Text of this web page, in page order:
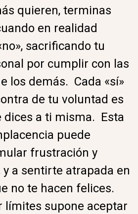
quieren, terminas
en realidad
sacrificando tu
por cumplir con las
los demás. Cada «sí»
de tu voluntad es
dices a ti misma. Esta
puede
frustración y
a sentirte atrapada en
no te hacen felices.
límites supone aceptar